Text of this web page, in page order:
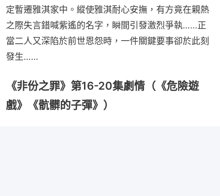
定暫遷雅淇家中。縱使雅淇耐心安撫，有方竟在親熱
之際失言錯喊紫遙的名字，瞬間引發激烈爭執……正
當二人又深陷於前世恩怨時，一件關鍵要事卻於此刻
發生……
《非份之罪》第16-20集劇情（《危險遊
戲》《骯髒的子彈》）